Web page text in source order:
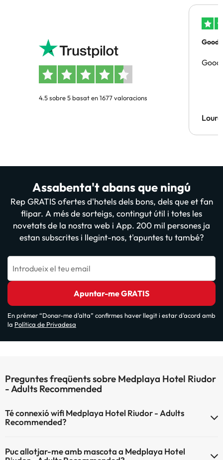
4.5 sobre 5 basat en 1677 valoracions
Good
Good
Assabenta't abans que ningú
Rep GRATIS ofertes d'hotels dels bons, dels que et fan
flipar. A més de sorteigs, contingut útil i totes les
novetats de la nostra web i App. 200 mil persones ja
estan subscrites i llegint-nos, t'apuntes tu també?
Introdueix el teu email
Apuntar-me GRATIS
En prémer “Donar-me d'alta” confirmes haver llegit i estar d'acord amb
la Política de Privadesa
Preguntes freqüents sobre Medplaya Hotel Riudor
- Adults Recommended
Té connexió wifi Medplaya Hotel Riudor - Adults
Recommended?
Puc allotjar-me amb mascota a Medplaya Hotel